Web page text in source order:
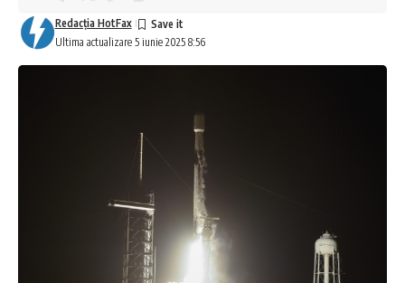
Ultima actualizare 5 iunie 2025 8:56
Redacţia HotFax